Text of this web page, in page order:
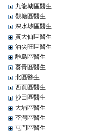
九龍城區醫生
觀塘區醫生
深水埗區醫生
黃大仙區醫生
油尖旺區醫生
離島區醫生
葵青區醫生
北區醫生
西頁區醫生
沙田區醫生
大埔區醫生
荃灣區醫生
屯門區醫生